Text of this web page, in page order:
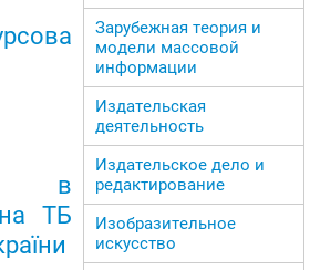
в
ТБ
Зарубежная теория и
модели массовой
информации
Издательская
деятельность
Издательское дело и
редактирование
Изобразительное
искусство